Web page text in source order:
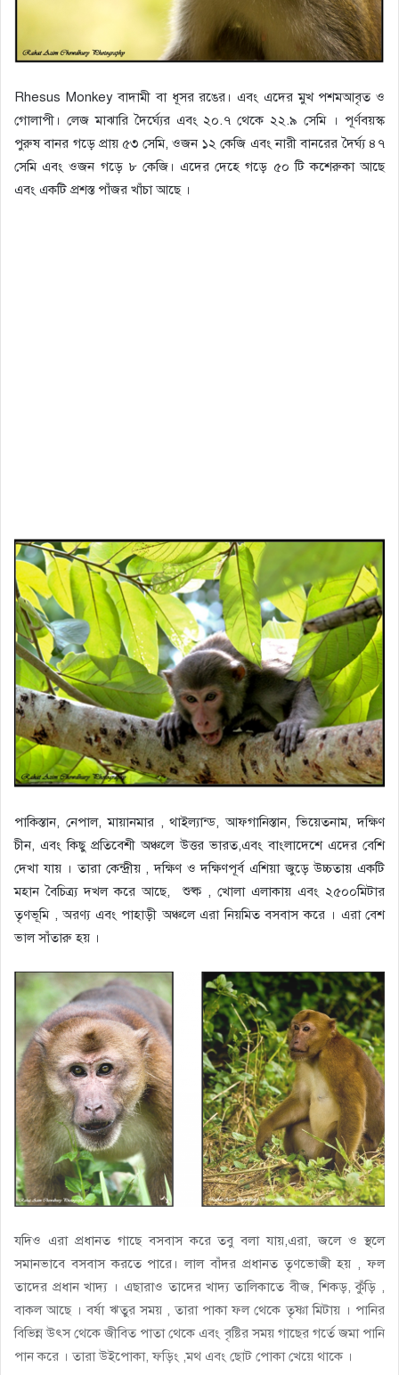
Rhesus Monkey বাদামী বা ধূসর রঙের। এবং এদের মুখ পশমআবৃত ও
গোলাপী। লেজ মাঝারি দৈর্ঘ্যের এবং ২০.৭ থেকে ২২.৯ সেমি । পূর্ণবয়স্ক
পুরুষ বানর গড়ে প্রায় ৫৩ সেমি, ওজন ১২ কেজি এবং নারী বানরের দৈর্ঘ্য ৪৭
সেমি এবং ওজন গড়ে ৮ কেজি। এদের দেহে গড়ে ৫০ টি কশেরুকা আছে
এবং একটি প্রশস্ত পাঁজর খাঁচা আছে ।
পাকিস্তান, নেপাল, মায়ানমার , থাইল্যান্ড, আফগানিস্তান, ভিয়েতনাম, দক্ষিণ
চীন, এবং কিছু প্রতিবেশী অঞ্চলে উত্তর ভারত,এবং বাংলাদেশে এদের বেশি
দেখা যায় । তারা কেন্দ্রীয় , দক্ষিণ ও দক্ষিণপূর্ব এশিয়া জুড়ে উচ্চতায় একটি
মহান বৈচিত্র্য দখল করে আছে, শুষ্ক , খোলা এলাকায় এবং ২৫০০মিটার
তৃণভূমি , অরণ্য এবং পাহাড়ী অঞ্চলে এরা নিয়মিত বসবাস করে । এরা বেশ
ভাল সাঁতারু হয় ।
যদিও এরা প্রধানত গাছে বসবাস করে তবু বলা যায়,এরা, জলে ও স্থলে
সমানভাবে বসবাস করতে পারে। লাল বাঁদর প্রধানত তৃণভোজী হয় , ফল
তাদের প্রধান খাদ্য । এছারাও তাদের খাদ্য তালিকাতে বীজ, শিকড়, কুঁড়ি ,
বাকল আছে । বর্ষা ঋতুর সময় , তারা পাকা ফল থেকে তৃষ্ণা মিটায় । পানির
বিভিন্ন উৎস থেকে জীবিত পাতা থেকে এবং বৃষ্টির সময় গাছের গর্তে জমা পানি
পান করে । তারা উইপোকা, ফড়িং ,মথ এবং ছোট পোকা খেয়ে থাকে ।